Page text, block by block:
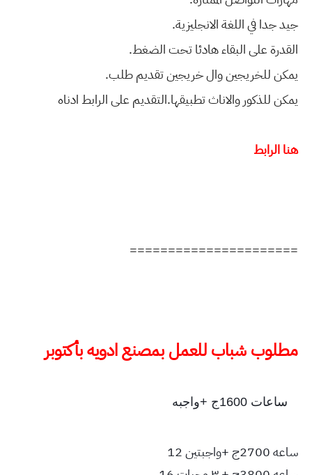
جيد جدا في اللغة الانجليزية.
القدرة على البقاء هادئا تحت الضغط.
يمكن للخريجين وال خريجين تقديم طلب.
يمكن للذكور والاناث تطبيقها.التقديم على الرابط ادناه
هنا الرابط
======================
مطلوب شباب للعمل بمصنع ادويه بأكتوبر
ساعات 1600ج +واجبه
12
ساعه 2700ج +واجبتين